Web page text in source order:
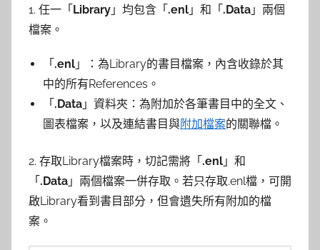
1. 任一「Library 」均包含「.enl 」和「.Data 」兩個
檔案。
「.enl 」：為Library的書目檔案，內含收錄於其
中的所有References。
「.Data 」資料夾：為附加於各筆書目中的全文、
圖表檔案，以及連結書目與附加檔案的關聯檔。
2. 存取Library檔案時，切記需將「.enl 」和
「.Data 」兩個檔案一併存取。若只存取.enl檔，可開
啟Library看到書目部分，但會遺失所有附加的檔
案。